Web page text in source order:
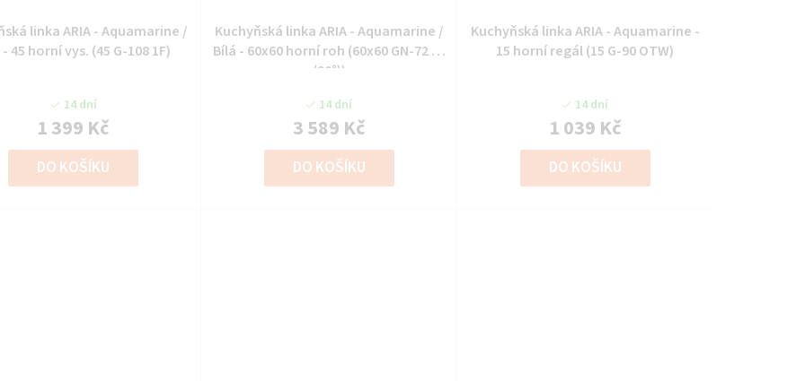
ARIA - Aquamarine /
45 horní vys. (45 G-108 1F)
14 dní
1 399 Kč
DO KOŠÍKU
Kuchyňská linka ARIA - Aquamarine /
Bílá - 60x60 horní roh (60x60 GN-72 2F
(90°))
14 dní
3 589 Kč
DO KOŠÍKU
Kuchyňská linka ARIA - Aquamarine -
15 horní regál (15 G-90 OTW)
14 dní
1 039 Kč
DO KOŠÍKU